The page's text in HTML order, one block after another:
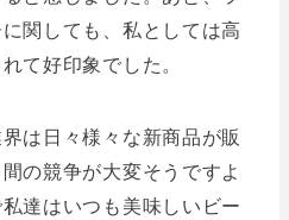
関しても、私としては高
て好印象でした。
は日々様々な新商品が販
の競争が大変そうですよ
達はいつも美味しいビー